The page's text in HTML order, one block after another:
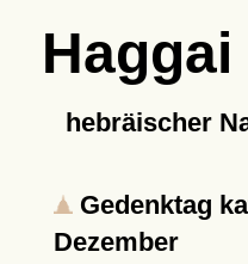
Haggai
Gedenktag
Dezember